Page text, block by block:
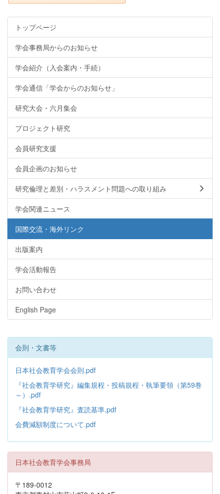
トップページ
学会事務局からのお知らせ
学会紹介（入会案内・手続）
学会通信「学会からのお知らせ」
研究大会・六月集会
プロジェクト研究
会員研究支援
会員企画のお知らせ
研究倫理と差別・ハラスメント問題への取り組み
学会関連ニュース
国際交流・海外リンク
出版案内
学会活動報告
お問い合わせ
English Page
会則・文書等
日本社会教育学会会則.pdf
『社会教育学研究』編集規程・投稿規程・執筆要領（第59巻
～）.pdf
『社会教育学研究』査読基準.pdf
会費減額制度について.pdf
日本社会教育学会事務局
〒189-0012